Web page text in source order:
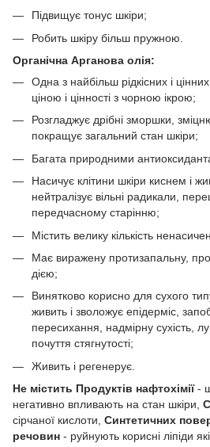
Підвищує тонус шкіри;
Робить шкіру більш пружною.
Органічна Арганова олія:
Одна з найбільш рідкісних і
ціною і цінності з чорною ікрою;
Розгладжує дрібні зморшки,
покращує загальний стан шкіри;
Багата природними
Насичує клітини шкіри киснем і
нейтралізує вільні радикали,
передчасному старінню;
Містить велику кількість
Має виражену протизапальну,
дією;
Винятково корисно для сухого
живить і зволожує епідерміс,
пересихання, надмірну сухість,
почуття стягнутості;
Живить і регенерує.
Не містить Продуктів нафтохімії-
негативно впливають на стан шкіри,
сірчаної кислоти, Синтетичних
речовин - руйнують корисні ліпіди